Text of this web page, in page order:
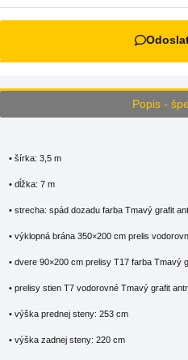
Popis -
• šírka: 3,5 m
• dĺžka: 7 m
• strecha: spád dozadu farba Tmavý grafit
• výklopná brána 350×200 cm prelis
• dvere 90×200 cm prelisy T17 farba Tmavý
• prelisy stien T7 vodorovné Tmavý grafit
• výška prednej steny: 253 cm
• výška zadnej steny: 220 cm